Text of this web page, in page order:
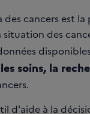
des cancers est
situation des
soins, la
d'aide à la